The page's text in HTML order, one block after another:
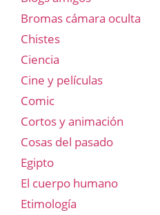
Bromas cámara oculta
Chistes
Ciencia
Cine y películas
Comic
Cortos y animación
Cosas del pasado
Egipto
El cuerpo humano
Etimología